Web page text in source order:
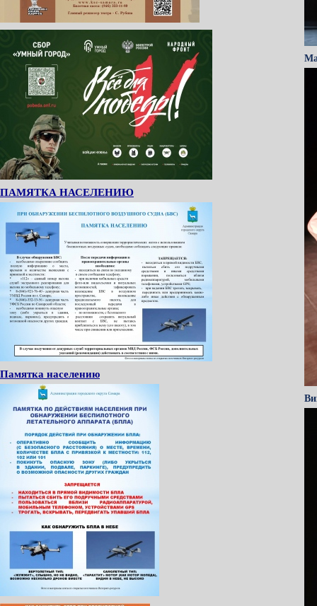
ПАМЯТКА НАСЕЛЕНИЮ
Памятка населению